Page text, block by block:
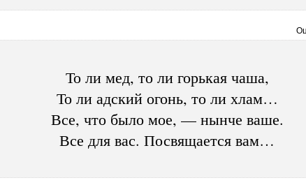
То ли мед, то ли горькая чаша,
То ли адский огонь, то ли хлам…
Все, что было мое, — нынче ваше.
Все для вас. Посвящается вам…